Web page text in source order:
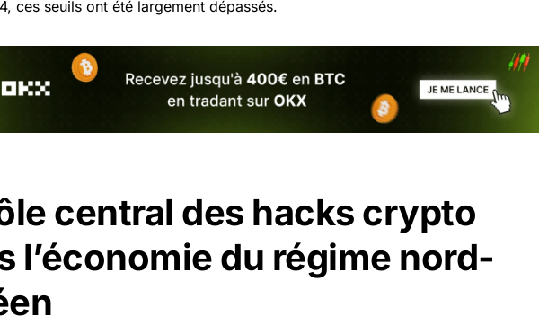
ces seuils ont été largement dépassés.
central des hacks crypto
l’économie du régime nord-